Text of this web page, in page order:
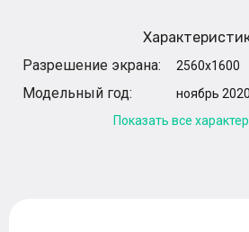
Разрешение экрана:
2560x1600
Модельный год:
ноябрь 2020
Показать все